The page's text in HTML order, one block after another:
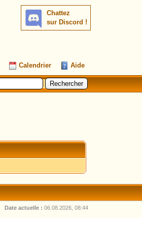
Chattez
sur Discord !
Calendrier Aide
Date actuelle : 06.08.2026, 08:44